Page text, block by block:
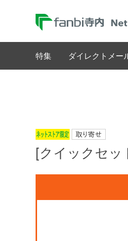
特集 ダイレクトメー
[クイックセッ